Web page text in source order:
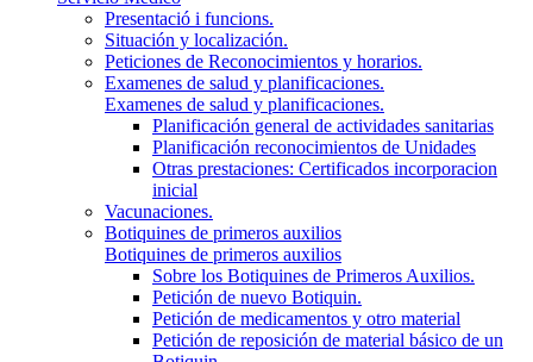
Presentació i funcions.
Situación y localización.
Peticiones de Reconocimientos y horarios.
Examenes de salud y planificaciones.
Examenes de salud y planificaciones.
Planificación general de actividades sanitarias
Planificación reconocimientos de Unidades
Otras prestaciones: Certificados incorporacion
inicial
Vacunaciones.
Botiquines de primeros auxilios
Botiquines de primeros auxilios
Sobre los Botiquines de Primeros Auxilios.
Petición de nuevo Botiquin.
Petición de medicamentos y otro material
Petición de reposición de material básico de un